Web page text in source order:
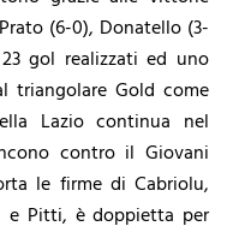
(6-0), Donatello (3-
gol realizzati ed uno
triangolare Gold come
Lazio continua nel
contro il Giovani
le firme di Cabriolu,
e Pitti, è doppietta per